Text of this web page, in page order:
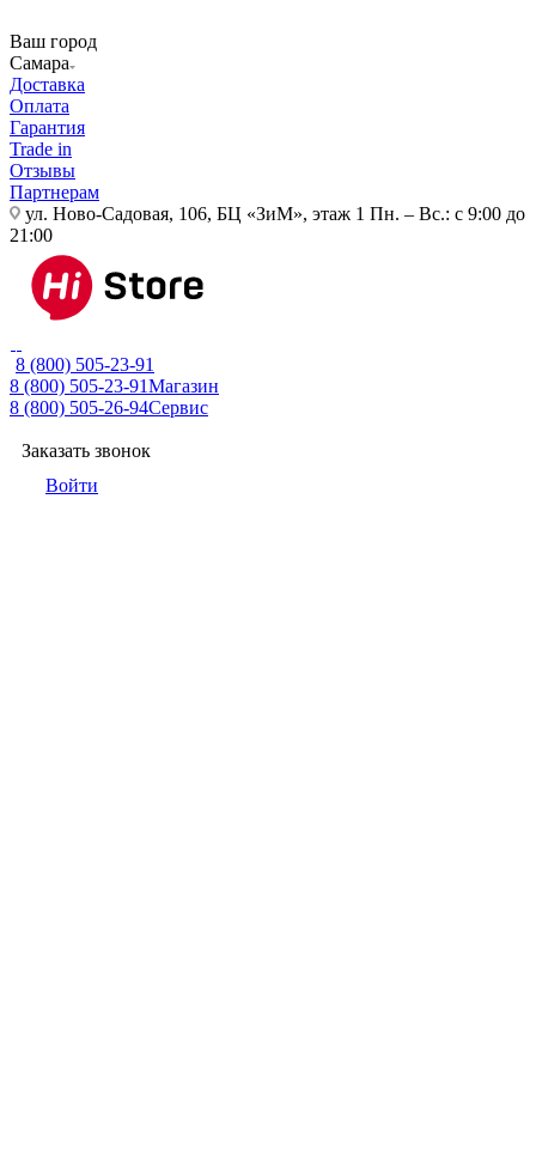
Ваш город
Самара
Доставка
Оплата
Гарантия
Trade in
Отзывы
Партнерам
ул. Ново-Садовая, 106, БЦ «ЗиМ», этаж 1 Пн. – Вс.: с 9:00 до
21:00
8 (800) 505-23-91
8 (800) 505-23-91Магазин
8 (800) 505-26-94Сервис
Заказать звонок
Войти